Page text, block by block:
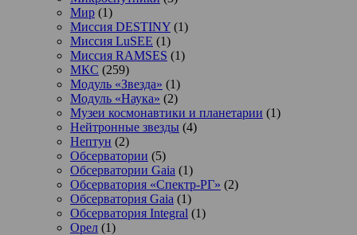
Мир (1)
Миссия DESTINY (1)
Миссия LuSEE (1)
Миссия RAMSES (1)
МКС (259)
Модуль «Звезда» (1)
Модуль «Наука» (2)
Музеи космонавтики и планетарии (1)
Нейтронные звезды (4)
Нептун (2)
Обсерватории (5)
Обсерватории Gaia (1)
Обсерватория «Спектр-РГ» (2)
Обсерватория Gaia (1)
Обсерватория Integral (1)
Орел (1)